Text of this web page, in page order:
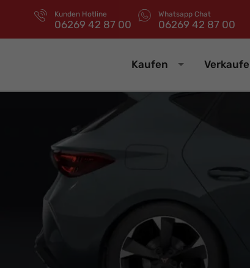
Kunden Hotline
06269 42 87 00
Whatsapp Chat
06269 42 87 00
Kaufen